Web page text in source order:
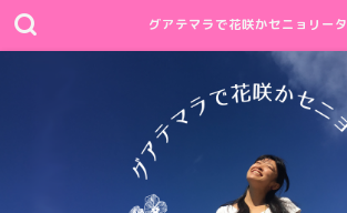
グアテマラで花咲かセニョリータ